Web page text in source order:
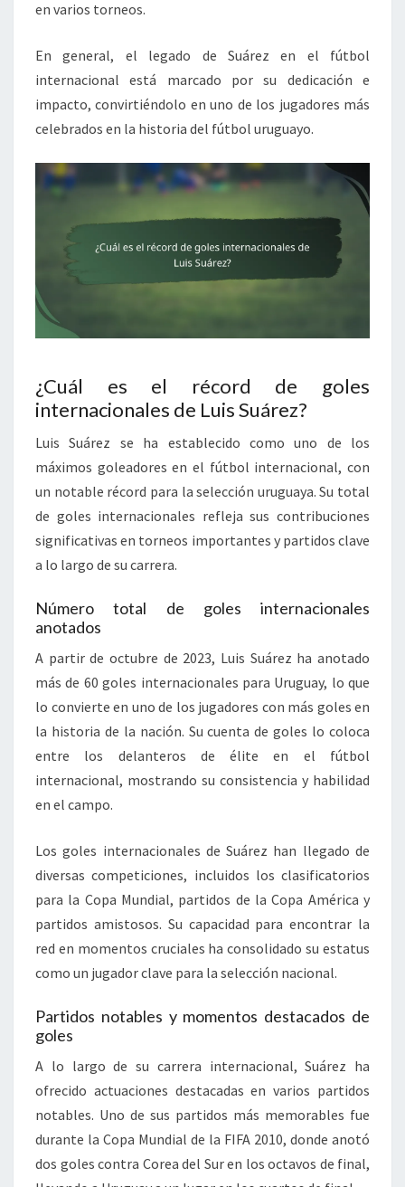
en varios torneos.
En general, el legado de Suárez en el fútbol
internacional está marcado por su dedicación e
impacto, convirtiéndolo en uno de los jugadores más
celebrados en la historia del fútbol uruguayo.
¿Cuál es el récord de goles
internacionales de Luis Suárez?
Luis Suárez se ha establecido como uno de los
máximos goleadores en el fútbol internacional, con
un notable récord para la selección uruguaya. Su total
de goles internacionales refleja sus contribuciones
significativas en torneos importantes y partidos clave
a lo largo de su carrera.
Número total de goles internacionales
anotados
A partir de octubre de 2023, Luis Suárez ha anotado
más de 60 goles internacionales para Uruguay, lo que
lo convierte en uno de los jugadores con más goles en
la historia de la nación. Su cuenta de goles lo coloca
entre los delanteros de élite en el fútbol
internacional, mostrando su consistencia y habilidad
en el campo.
Los goles internacionales de Suárez han llegado de
diversas competiciones, incluidos los clasificatorios
para la Copa Mundial, partidos de la Copa América y
partidos amistosos. Su capacidad para encontrar la
red en momentos cruciales ha consolidado su estatus
como un jugador clave para la selección nacional.
Partidos notables y momentos destacados de
goles
A lo largo de su carrera internacional, Suárez ha
ofrecido actuaciones destacadas en varios partidos
notables. Uno de sus partidos más memorables fue
durante la Copa Mundial de la FIFA 2010, donde anotó
dos goles contra Corea del Sur en los octavos de final,